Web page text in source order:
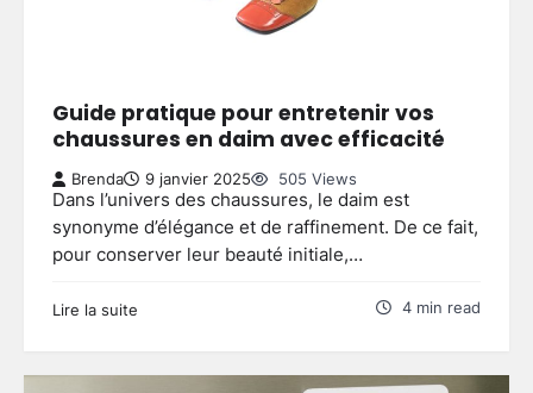
Guide pratique pour entretenir vos
chaussures en daim avec efficacité
Brenda 9 janvier 2025 505 Views
Dans l’univers des chaussures, le daim est
synonyme d’élégance et de raffinement. De ce fait,
pour conserver leur beauté initiale,…
Lire la suite 4 min read